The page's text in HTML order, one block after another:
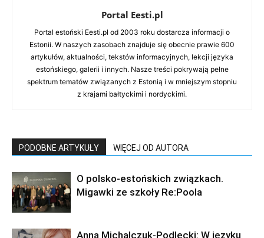
Portal Eesti.pl
Portal estoński Eesti.pl od 2003 roku dostarcza informacji o
Estonii. W naszych zasobach znajduje się obecnie prawie 600
artykułów, aktualności, tekstów informacyjnych, lekcji języka
estońskiego, galerii i innych. Nasze treści pokrywają pełne
spektrum tematów związanych z Estonią i w mniejszym stopniu
z krajami bałtyckimi i nordyckimi.
PODOBNE ARTYKUŁY WIĘCEJ OD AUTORA
O polsko-estońskich związkach.
Migawki ze szkoły Re:Poola
Anna Michalczuk-Podlecki: W języku